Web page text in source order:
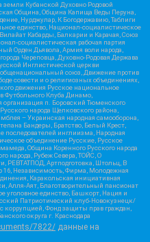
земли Кубанской Духовно Родовой
Община, Община Капища Веды Перуна,
Нурджулар, К Богодержавию, Таблиги
единство, Национал-социалистическое
Кабарды, Балкарии и Карачая, Союз
социалистическая рабочая партия
Орден Дьявола, Армия воли народа,
Череповца, Духовно-Родовая Держава
Инглистической церкви
союз, Движение против
совести и о религиозных объединениях,
движения Русское национальное
Футбольного Клуба Динамо,
п. Боровский Тюменского
народа Щелковского района,
– Украинская народная самооборона,
Бандеры, Братство, Белый Крест,
инглиизма, Народная
объединение Русские, Русское
Община Коренного Русского народа
народа, Рубеж Севера, ТОЙС, О
РЕВТАТПОД, Артподготовка, Штольц, В
Независимость, Фирма, Молодежная
Каракольская инициативная
Алля-Аят, Благотворительный пансионат
уголовное единство, Башкорт, Нация и
Патриотический клуб-Новокузнецк/
Фонд защиты прав граждан,
округа г. Краснодара
7822/ данные на